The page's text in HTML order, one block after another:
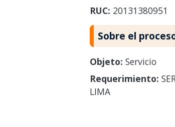
RUC: 20131380951
Sobre el
Objeto: Servicio
Requerimiento:
LIMA